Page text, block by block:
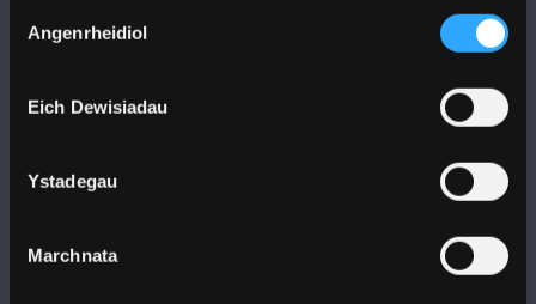
Caniatâd
Angenrheidiol
Eich Dewisiadau
Ystadegau
Marchnata
PRIFYSGOL BANGOR
+44 1248 351 151